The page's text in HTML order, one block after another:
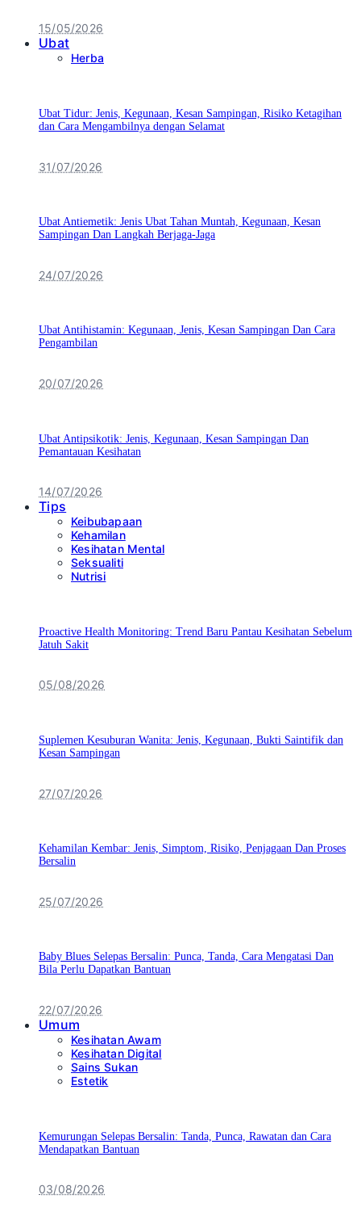
15/05/2026
Ubat
Herba
Ubat Tidur: Jenis, Kegunaan, Kesan Sampingan, Risiko Ketagihan
dan Cara Mengambilnya dengan Selamat
31/07/2026
Ubat Antiemetik: Jenis Ubat Tahan Muntah, Kegunaan, Kesan
Sampingan Dan Langkah Berjaga-Jaga
24/07/2026
Ubat Antihistamin: Kegunaan, Jenis, Kesan Sampingan Dan Cara
Pengambilan
20/07/2026
Ubat Antipsikotik: Jenis, Kegunaan, Kesan Sampingan Dan
Pemantauan Kesihatan
14/07/2026
Tips
Keibubapaan
Kehamilan
Kesihatan Mental
Seksualiti
Nutrisi
Proactive Health Monitoring: Trend Baru Pantau Kesihatan Sebelum
Jatuh Sakit
05/08/2026
Suplemen Kesuburan Wanita: Jenis, Kegunaan, Bukti Saintifik dan
Kesan Sampingan
27/07/2026
Kehamilan Kembar: Jenis, Simptom, Risiko, Penjagaan Dan Proses
Bersalin
25/07/2026
Baby Blues Selepas Bersalin: Punca, Tanda, Cara Mengatasi Dan
Bila Perlu Dapatkan Bantuan
22/07/2026
Umum
Kesihatan Awam
Kesihatan Digital
Sains Sukan
Estetik
Kemurungan Selepas Bersalin: Tanda, Punca, Rawatan dan Cara
Mendapatkan Bantuan
03/08/2026